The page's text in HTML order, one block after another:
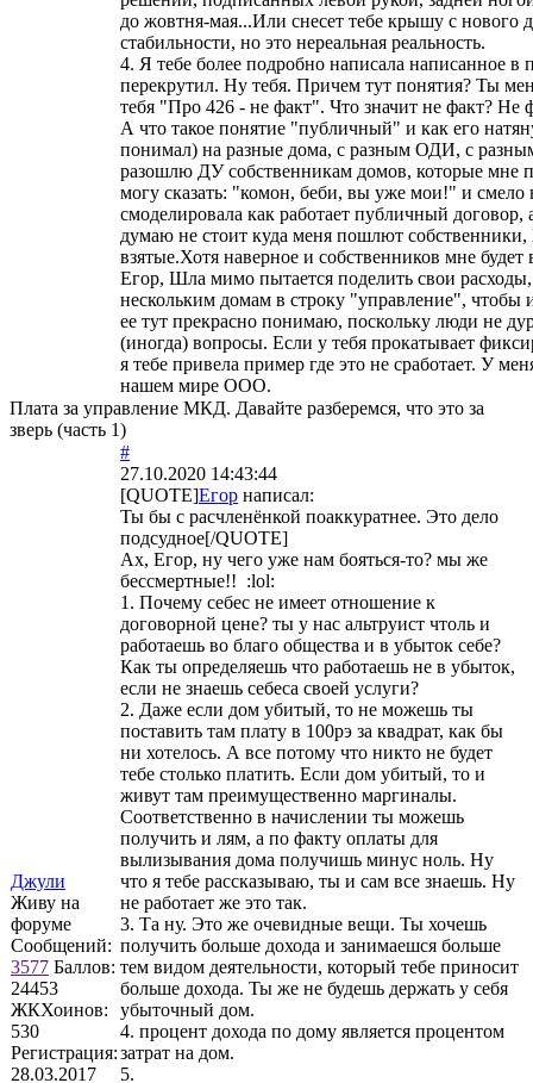
до жовтня-мая...Или снесет тебе крышу с нового
стабильности, но это нереальная реальность.
4. Я тебе более подробно написала написанное в
перекрутил. Ну тебя. Причем тут понятия? Ты
тебя "Про 426 - не факт". Что значит не факт? Не
А что такое понятие "публичный" и как его
понимал) на разные дома, с разным ОДИ, с
разошлю ДУ собственникам домов, которые мне
могу сказать: "комон, беби, вы уже мои!" и смело
смоделировала как работает публичный договор,
думаю не стоит куда меня пошлют
взятые.Хотя наверное и собственников мне будет
Егор, Шла мимо пытается поделить свои
нескольким домам в строку "управление", чтобы
ее тут прекрасно понимаю, поскольку люди не
(иногда) вопросы. Если у тебя прокатывает
я тебе привела пример где это не сработает. У
нашем мире ООО.
Плата за управление МКД. Давайте разберемся, что это за
зверь (часть 1)
Джули
Живу на
форуме
Сообщений:
3577 Баллов:
24453
ЖКХоинов:
530
Регистрация:
28.03.2017
#
27.10.2020 14:43:44
[QUOTE]Егор написал:
Ты бы с расчленёнкой поаккуратнее. Это дело
подсудное[/QUOTE]
Ах, Егор, ну чего уже нам бояться-то? мы же
бессмертные!! :lol:
1. Почему себес не имеет отношение к
договорной цене? ты у нас альтруист чтоль и
работаешь во благо общества и в убыток себе?
Как ты определяешь что работаешь не в убыток,
если не знаешь себеса своей услуги?
2. Даже если дом убитый, то не можешь ты
поставить там плату в 100рэ за квадрат, как бы
ни хотелось. А все потому что никто не будет
тебе столько платить. Если дом убитый, то и
живут там преимущественно маргиналы.
Соответственно в начислении ты можешь
получить и лям, а по факту оплаты для
вылизывания дома получишь минус ноль. Ну
что я тебе рассказываю, ты и сам все знаешь. Ну
не работает же это так.
3. Та ну. Это же очевидные вещи. Ты хочешь
получить больше дохода и занимаешся больше
тем видом деятельности, который тебе приносит
больше дохода. Ты же не будешь держать у себя
убыточный дом.
4. процент дохода по дому является процентом
затрат на дом.
5.